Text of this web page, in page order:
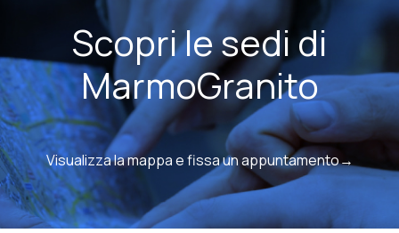
Scopri le sedi di
MarmoGranito
Visualizza la mappa e fissa un appuntamento→